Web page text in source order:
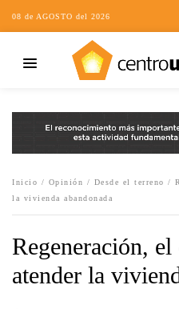
08 de AGOSTO del 2026
Inicio / Opinión / Desde el terreno /
la vivienda abandonada
Regeneración,
atender la